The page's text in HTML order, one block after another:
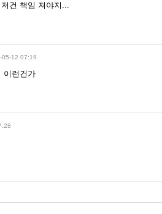
건 책임 져야지...
05-12 07:19
이런건가